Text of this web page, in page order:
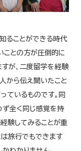
ることができる時代
ことの方が圧倒的に
が、二度留学を経験
から伝え聞いたこと
ているものです。同
ず全く同じ感覚を持
験してみることが重
は旅行でもできます